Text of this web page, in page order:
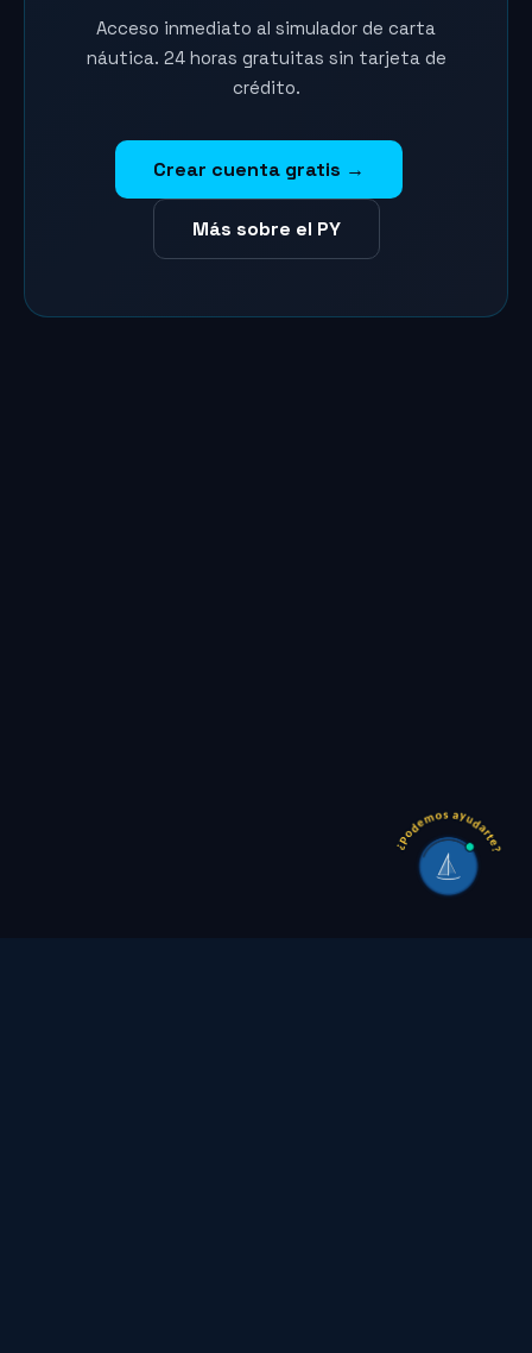
Acceso inmediato al simulador de carta
náutica. 24 horas gratuitas sin tarjeta de
crédito.
Crear cuenta gratis →
Más sobre el PY